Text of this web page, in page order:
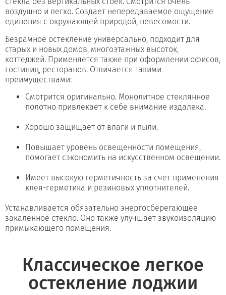
воздушно и легко. Создает непередаваемое ощущение
единения с окружающей природой, невесомости.
Безрамное остекление универсально, подходит для
старых и новых домов, многоэтажных высоток,
коттеджей. Применяется также при оформлении офисов,
гостиниц, ресторанов. Отличается такими
преимуществами:
Смотрится оригинально. Монолитное стеклянное
полотно привлекает к себе внимание издалека.
Хорошо защищает от влаги и пыли.
Повышает уровень освещенности помещения,
помогает сэкономить на искусственном освещении.
Имеет высокую герметичность за счет применения
клея-герметика и резиновых уплотнителей.
Устанавливается обязательно энергосберегающее
закаленное стекло. Оно также улучшает звукоизоляцию
примыкающего помещения.
Классическое легкое
остекление лоджии